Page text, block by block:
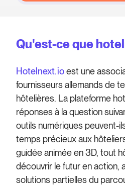
Qu'est-ce que
Hotelnext.ioest une
fournisseurs allemands de
hôtelières. La plateforme
réponses à la question
outils numériques peuvent-
temps précieux aux
guidée animée en 3D, tout
découvrir le futur en action,
solutions partielles du